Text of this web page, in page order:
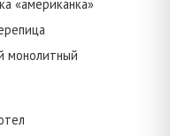
«американка»
монолитный